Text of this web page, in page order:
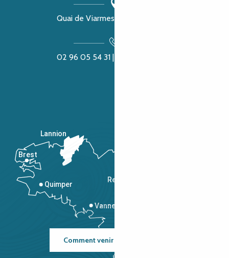
Quai de Viarmes, 22300 Lannion
02 96 05 54 31 | 02 96 04 04 57
Rennes
Vannes
Quimper
Lannion
Brest
Comment venir ?